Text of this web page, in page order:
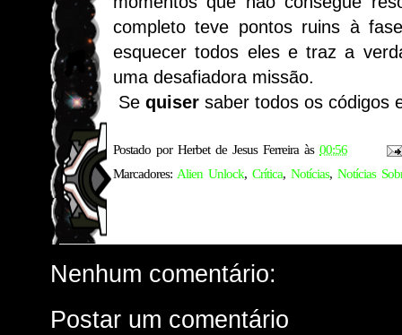
completo teve pontos ruins à
esquecer todos eles e traz a
uma desafiadora missão.
Se quiser saber todos os códigos
Postado por Herbet de Jesus Ferreira às 00:56
Marcadores: Alien Unlock, Crítica, Notícias, Notícias
Nenhum comentário:
Postar um comentário